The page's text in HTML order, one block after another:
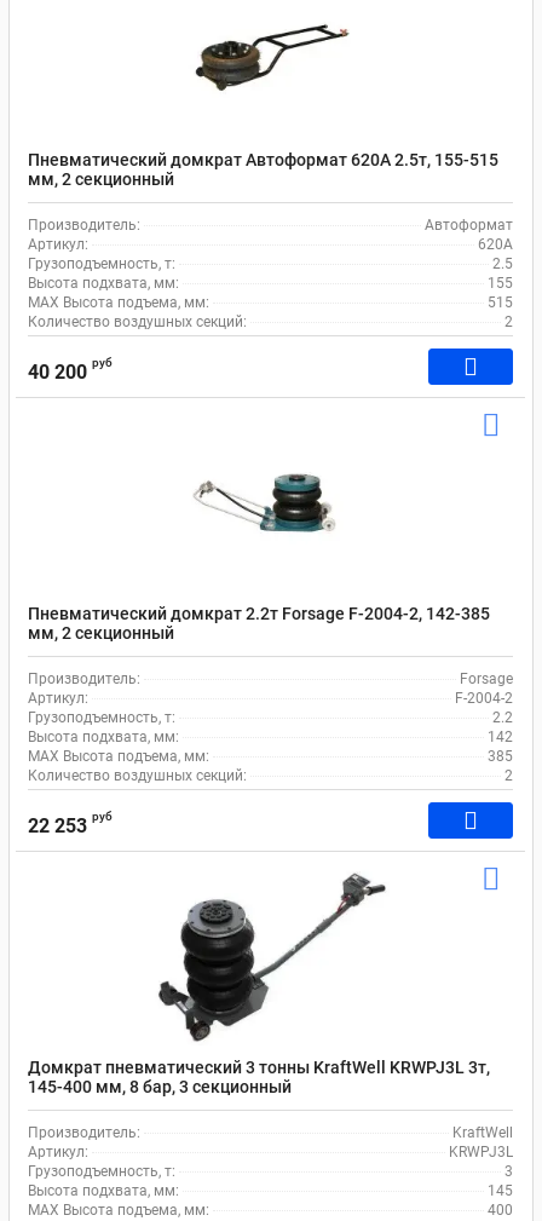
Пневматический домкрат Автоформат 620А 2.5т, 155-515
мм, 2 секционный
Производитель:
Автоформат
Артикул:
620А
Грузоподъемность, т:
2.5
Высота подхвата, мм:
155
MAX Высота подъема, мм:
515
Количество воздушных секций:
2
40 200 руб
Пневматический домкрат 2.2т Forsage F-2004-2, 142-385
мм, 2 секционный
Производитель:
Forsage
Артикул:
F-2004-2
Грузоподъемность, т:
2.2
Высота подхвата, мм:
142
MAX Высота подъема, мм:
385
Количество воздушных секций:
2
22 253 руб
Домкрат пневматический 3 тонны KraftWell KRWPJ3L 3т,
145-400 мм, 8 бар, 3 секционный
Производитель:
KraftWell
Артикул:
KRWPJ3L
Грузоподъемность, т:
3
Высота подхвата, мм:
145
MAX Высота подъема, мм:
400